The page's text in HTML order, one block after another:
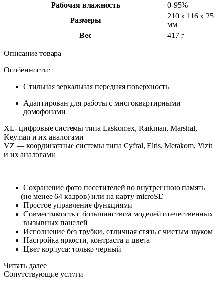
Рабочая влажность
0-95%
Размеры
210 х 116 х 25
мм
Вес
417 г
Описание товара
Особенности:
Стильная зеркальная передняя поверхность
Адаптирован для работы с многоквартирными
домофонами
XL- цифровые системы типа Laskomex, Raikman, Marshal,
Keyman и их аналогами
VZ — координатные системы типа Cyfral, Eltis, Metakom, Vizit
и их аналогами
Сохранение фото посетителей во внутреннюю память
(не менее 64 кадров) или на карту microSD
Простое управление функциями
Совместимость с большинством моделей отечественных
вызывных панелей
Исполнение без трубки, отличная связь с чистым звуком
Настройка яркости, контраста и цвета
Цвет корпуса: только черный
Читать далее
Сопутствующие услуги